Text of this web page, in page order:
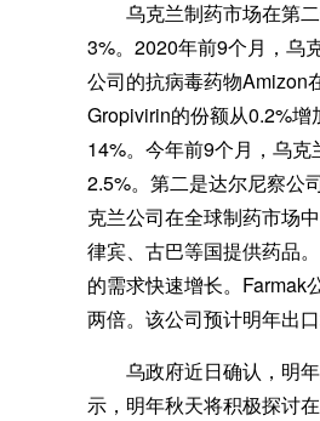
乌克兰制药市场在第
3%。2020年前9个月，乌
公司的抗病毒药物Amizon
Gropivirin的份额从0.2%
14%。今年前9个月，乌
2.5%。第二是达尔尼察公
克兰公司在全球制药市场
律宾、古巴等国提供药品
的需求快速增长。Farmak
两倍。该公司预计明年出
乌政府近日确认，明
示，明年秋天将积极探讨